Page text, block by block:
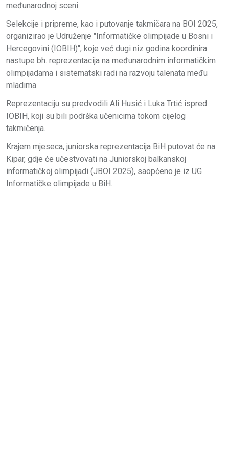
međunarodnoj sceni.
Selekcije i pripreme, kao i putovanje takmičara na BOI 2025,
organizirao je Udruženje "Informatičke olimpijade u Bosni i
Hercegovini (IOBIH)", koje već dugi niz godina koordinira
nastupe bh. reprezentacija na međunarodnim informatičkim
olimpijadama i sistematski radi na razvoju talenata među
mladima.
Reprezentaciju su predvodili Ali Husić i Luka Trtić ispred
IOBIH, koji su bili podrška učenicima tokom cijelog
takmičenja.
Krajem mjeseca, juniorska reprezentacija BiH putovat će na
Kipar, gdje će učestvovati na Juniorskoj balkanskoj
informatičkoj olimpijadi (JBOI 2025), saopćeno je iz UG
Informatičke olimpijade u BiH.